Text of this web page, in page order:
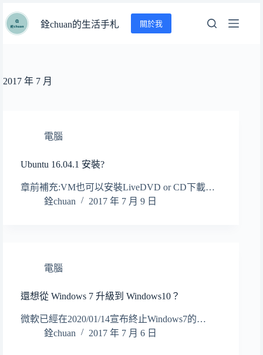
至
容
銓chuan的生活手札 關於我
2017 年 7 月
電腦
Ubuntu 16.04.1 安裝?
章前補充:VM也可以安裝LiveDVD or CD下載…
銓chuan
2017 年 7 月 9 日
電腦
還想從 Windows 7 升級到 Windows10？
微軟已經在2020/01/14宣布終止Windows7的…
銓chuan
2017 年 7 月 6 日